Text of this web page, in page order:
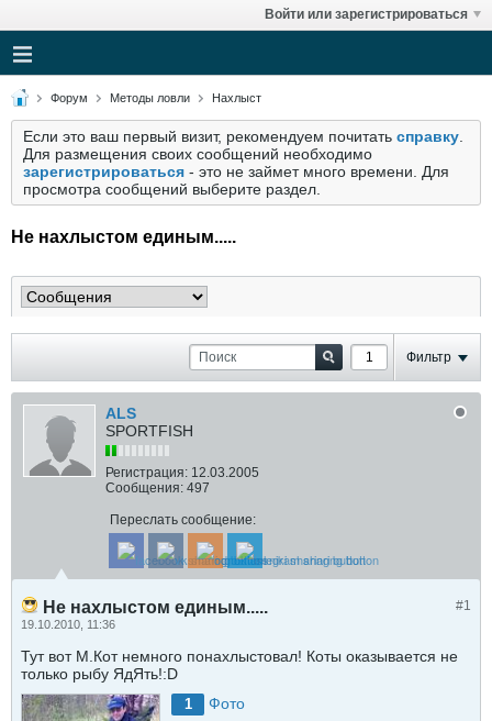
Войти или зарегистрироваться
Форум Методы ловли Нахлыст
Если это ваш первый визит, рекомендуем почитать справку
Для размещения своих сообщений необходимо
зарегистрироваться - это не займет много времени. Для
просмотра сообщений выберите раздел.
Не нахлыстом единым.....
Фильтр
ALS
SPORTFISH
Регистрация: 12.03.2005
Сообщения: 497
Переслать сообщение:
#1
Не нахлыстом единым.....
19.10.2010, 11:36
Тут вот М.Кот немного понахлыстовал! Коты оказывается не
только рыбу ЯдЯть!:D
1 Фото